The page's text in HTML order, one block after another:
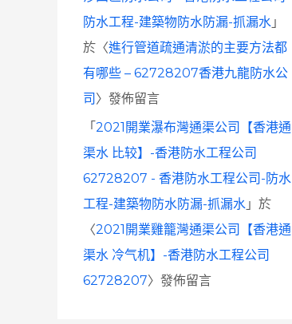
防水工程-建築物防水防漏-抓漏水 」
於〈進行管道疏通清淤的主要方法都
有哪些 – 62728207香港九龍防水公
司 〉發佈留言
「 2021開業瀑布灣通渠公司【香港通
渠水 比较】-香港防水工程公司
62728207 - 香港防水工程公司-防水
工程-建築物防水防漏-抓漏水 」於
〈2021開業雞籠灣通渠公司【香港通
渠水 冷气机】-香港防水工程公司
62728207〉發佈留言